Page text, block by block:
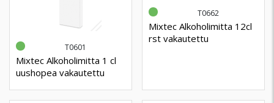
T0601
Mixtec Alkoholimitta 1 cl
uushopea vakautettu
T0662
Mixtec Alkoholimitta 12cl
rst vakautettu